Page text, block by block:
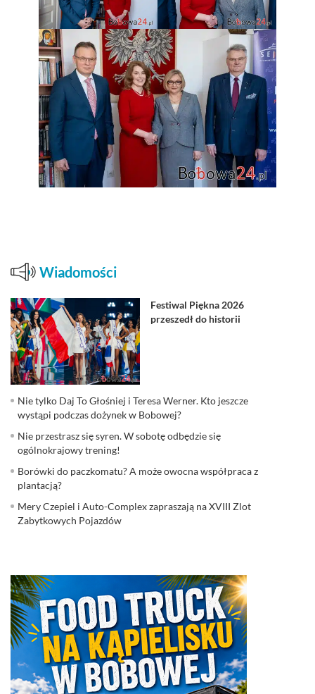
Wiadomości
Festiwal Piękna 2026
przeszedł do historii
Nie tylko Daj To Głośniej i Teresa Werner. Kto jeszcze
wystąpi podczas dożynek w Bobowej?
Nie przestrasz się syren. W sobotę odbędzie się
ogólnokrajowy trening!
Borówki do paczkomatu? A może owocna współpraca z
plantacją?
Mery Czepiel i Auto-Complex zapraszają na XVIII Zlot
Zabytkowych Pojazdów